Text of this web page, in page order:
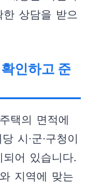
상담을 받으
인하고 준
택의 면적에
시∙군∙구청이
어 있습니다.
지역에 맞는